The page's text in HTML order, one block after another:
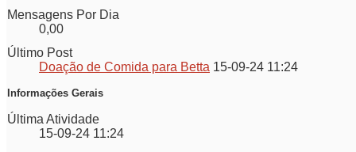
Mensagens Por Dia
0,00
Último Post
Doação de Comida para Betta 15-09-24 11:24
Informações Gerais
Última Atividade
15-09-24 11:24